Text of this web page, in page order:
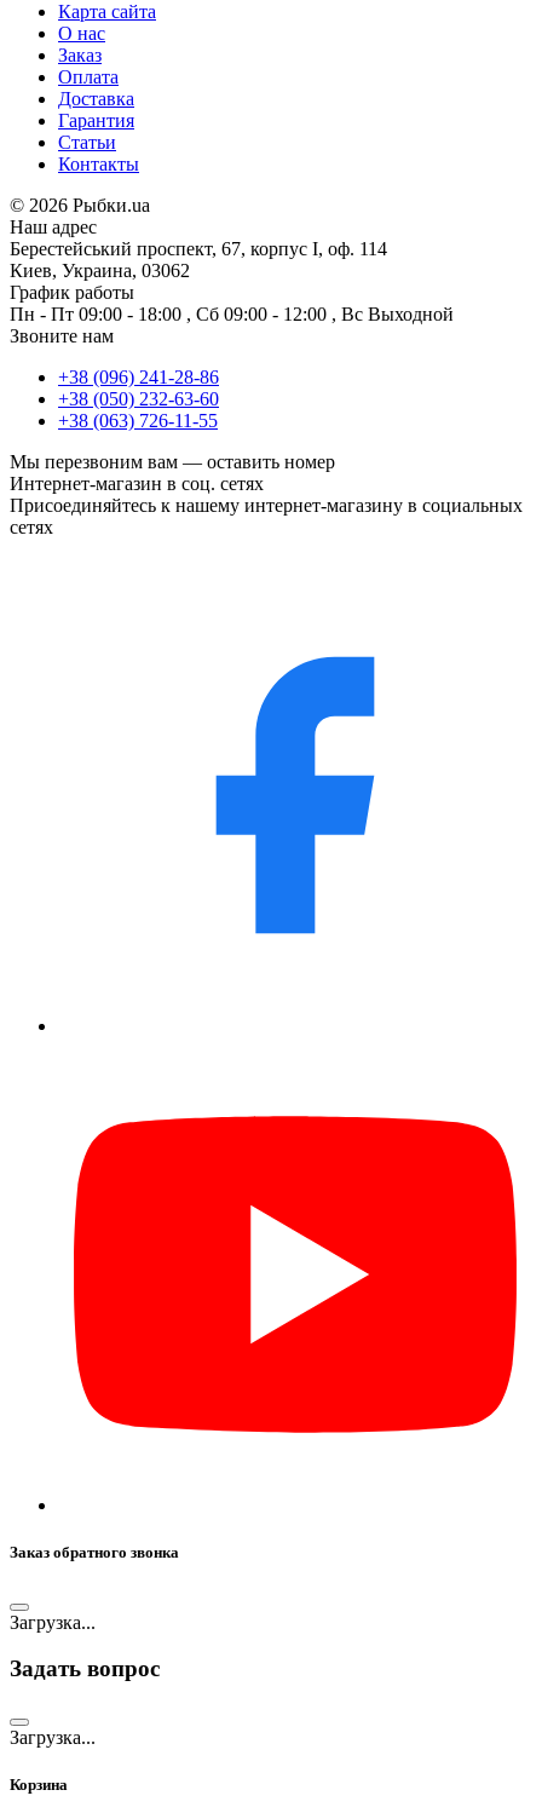
Карта сайта
О нас
Заказ
Оплата
Доставка
Гарантия
Статьи
Контакты
© 2026 Рыбки.ua
Наш адрес
Берестейський проспект, 67, корпус I, оф. 114
Киев, Украина, 03062
График работы
Пн - Пт 09:00 - 18:00 , Сб 09:00 - 12:00 , Вс Выходной
Звоните нам
+38 (096) 241-28-86
+38 (050) 232-63-60
+38 (063) 726-11-55
Мы перезвоним вам — оставить номер
Интернет-магазин в соц. сетях
Присоединяйтесь к нашему интернет-магазину в социальных
сетях
Заказ обратного звонка
Загрузка...
Задать вопрос
Загрузка...
Корзина